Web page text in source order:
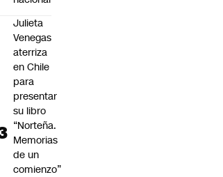
Julieta
Venegas
aterriza
en Chile
para
presentar
su libro
“Norteña.
Memorias
de un
comienzo”